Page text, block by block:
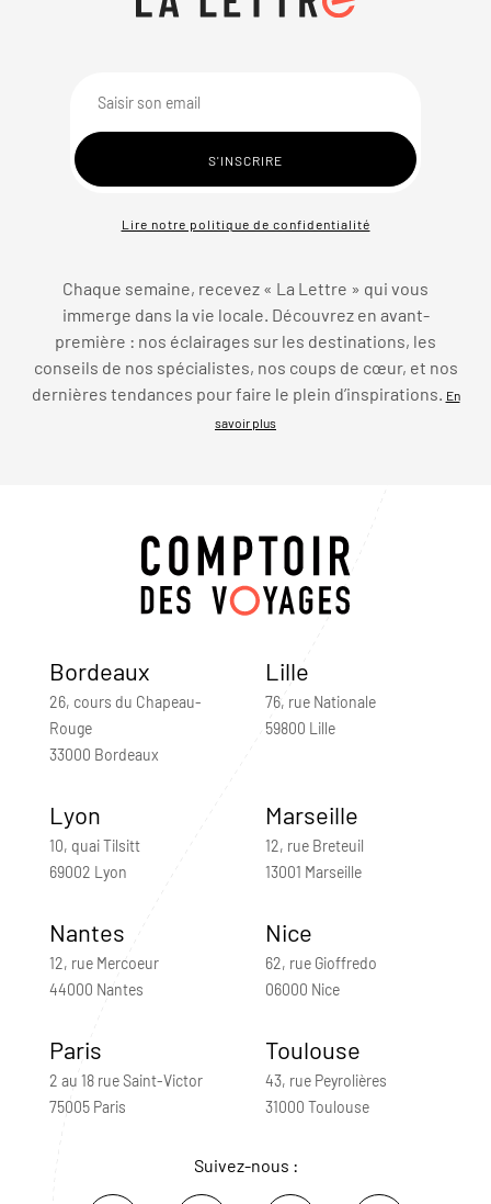
Lire notre politique de confidentialité
Chaque semaine, recevez « La Lettre » qui vous
immerge dans la vie locale. Découvrez en avant-
première : nos éclairages sur les destinations, les
conseils de nos spécialistes, nos coups de cœur, et nos
dernières tendances pour faire le plein d’inspirations.
En
savoir plus
Bordeaux
26, cours du Chapeau-
Rouge
33000 Bordeaux
Lille
76, rue Nationale
59800 Lille
Lyon
10, quai Tilsitt
69002 Lyon
Marseille
12, rue Breteuil
13001 Marseille
Nantes
12, rue Mercoeur
44000 Nantes
Nice
62, rue Gioffredo
06000 Nice
Paris
2 au 18 rue Saint-Victor
75005 Paris
Toulouse
43, rue Peyrolières
31000 Toulouse
Suivez-nous :